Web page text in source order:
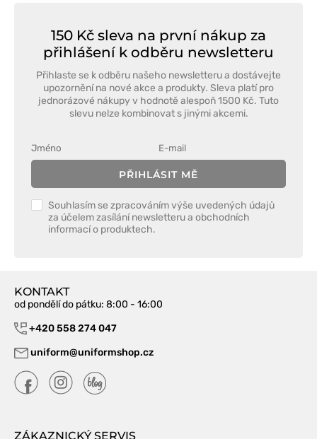
150 Kč sleva na první nákup za
přihlášení k odběru newsletteru
Přihlaste se k odběru našeho newsletteru a dostávejte
upozornění na nové akce a produkty. Sleva platí pro
jednorázové nákupy v hodnotě alespoň 1500 Kč. Tuto
slevu nelze kombinovat s jinými akcemi.
PŘIHLÁSIT MĚ
Souhlasím se zpracováním výše uvedených údajů
za účelem zasílání newsletteru a obchodních
informací o produktech.
KONTAKT
od pondělí do pátku: 8:00 - 16:00
+420 558 274 047
uniform@uniformshop.cz
ZÁKAZNICKÝ SERVIS